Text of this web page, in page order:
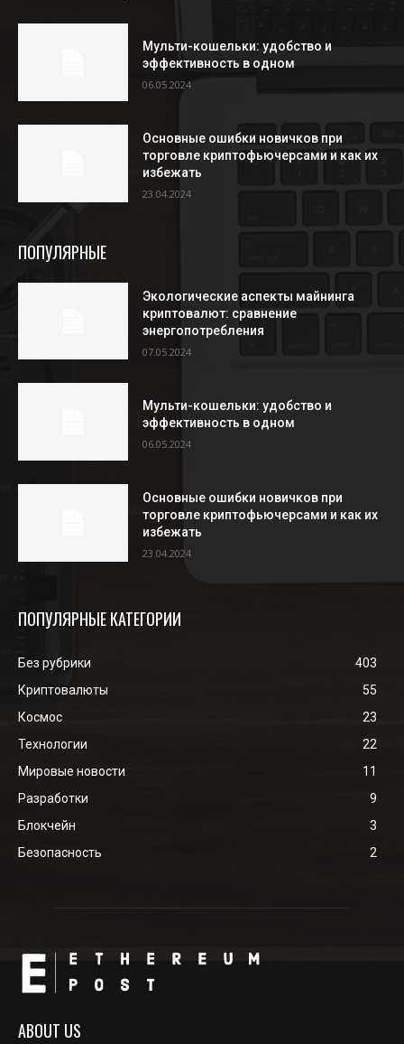
Мульти-кошельки: удобство и
эффективность в одном
06.05.2024
Основные ошибки новичков при
торговле криптофьючерсами и как их
избежать
23.04.2024
ПОПУЛЯРНЫЕ
Экологические аспекты майнинга
криптовалют: сравнение
энергопотребления
07.05.2024
Мульти-кошельки: удобство и
эффективность в одном
06.05.2024
Основные ошибки новичков при
торговле криптофьючерсами и как их
избежать
23.04.2024
ПОПУЛЯРНЫЕ КАТЕГОРИИ
Без рубрики
403
Криптовалюты
55
Космос
23
Технологии
22
Мировые новости
11
Разработки
9
Блокчейн
3
Безопасность
2
ABOUT US